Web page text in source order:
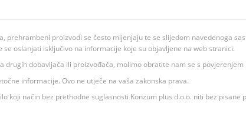
proizvodi se često mijenjaju te se slijedom navedenoga
oslanjati isključivo na informacije koje su objavljene na web stranici.
dobavljača ili proizvođača, molimo obratite nam se s povjerenjem
informacije. Ovo ne utječe na vaša zakonska prava.
način bez prethodne suglasnosti Konzum plus d.o.o. niti bez pisane